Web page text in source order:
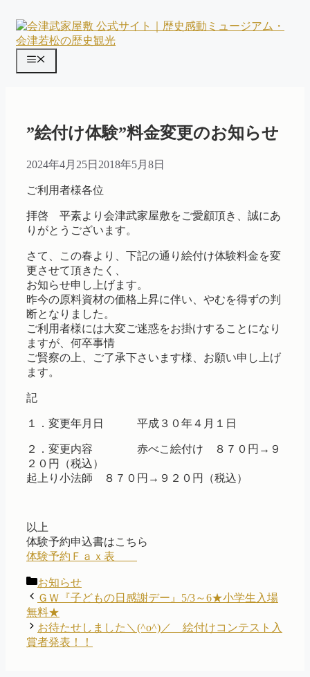
メ
ー
”絵付け体験”料金変更のお知らせ
2024年4月25日 2018年5月8日
ご利用者様各位
拝啓 平素より会津武家屋敷をご愛顧頂き、誠にあ
りがとうございます。
さて、この春より、下記の通り絵付け体験料金を変
更させて頂きたく、
お知らせ申し上げます。
昨今の原料資材の価格上昇に伴い、やむを得ずの判
断となりました。
ご利用者様には大変ご迷惑をお掛けすることになり
ますが、何卒事情
ご賢察の上、ご了承下さいます様、お願い申し上げ
ます。
記
１．変更年月日 平成３０年４月１日
２．変更内容 赤べこ絵付け ８７０円→９
２０円（税込）
起上り小法師 ８７０円→９２０円（税込）
以上
体験予約申込書はこちら
体験予約Ｆａｘ表
カ
テ
ゴ
リ
ー
お知らせ
ＧＷ『子どもの日感謝デー』5/3～6★小学生入場
無料★
お待たせしました＼(^o^)／ 絵付けコンテスト入
賞者発表！！